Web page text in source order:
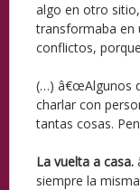
algo en otro
transformaba en
conflictos,
(…) â€œAlgunos
charlar con
tantas cosas.
La vuelta a casa.
siempre la